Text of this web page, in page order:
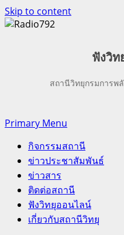
Skip to content
ฟังวิ
สถานีวิทยุกรมการพ
Primary Menu
กิจกรรมสถานี
ข่าวประชาสัมพันธ์
ข่าวสาร
ติดต่อสถานี
ฟังวิทยุออนไลน์
เกี่ยวกับสถานีวิทยุ